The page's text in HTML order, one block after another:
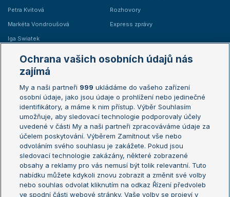
Petra Kvitová
Markéta Vondroušová
Iga Swiatek
Rozhovory
Express zprávy
Žebříčky
Žebříček ATP (muži)
Žebříček WTA (ženy)
Sázkařský žebříček
Australian Open
French Open
Wimbledon
US Open
Turnaj mistrů
Turnaj mistryň
Aktualní trendy
Fotbalové přestupy
Ochrana vašich osobních údajů nás
zajímá
My a naši partneři 999 ukládáme do vašeho zařízení
osobní údaje, jako jsou údaje o prohlížení nebo jedinečné
identifikátory, a máme k nim přístup. Výběr Souhlasím
umožňuje, aby sledovací technologie podporovaly účely
uvedené v části My a naši partneři zpracováváme údaje za
účelem poskytování. Výběrem Zamítnout vše nebo
odvoláním svého souhlasu je zakážete. Pokud jsou
sledovací technologie zakázány, některé zobrazené
obsahy a reklamy pro vás nemusí být tolik relevantní. Tuto
nabídku můžete kdykoli znovu zobrazit a změnit své volby
nebo souhlas odvolat kliknutím na odkaz Řízení předvoleb
ve spodní části webové stránky. Vaše volby se projeví v